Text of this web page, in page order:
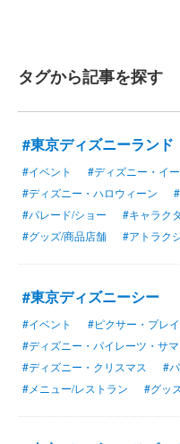
タグから記事を探す
#東京ディズニーランド
#イベント #ディズニー・イ
#ディズニー・ハロウィーン
#パレード/ショー
#キャラク
#グッズ/商品店舗
#アトラク
#東京ディズニーシー
#イベント #ピクサー・プレ
#ディズニー・パイレーツ・サ
#ディズニー・クリスマス
#
#メニュー/レストラン
#グッ